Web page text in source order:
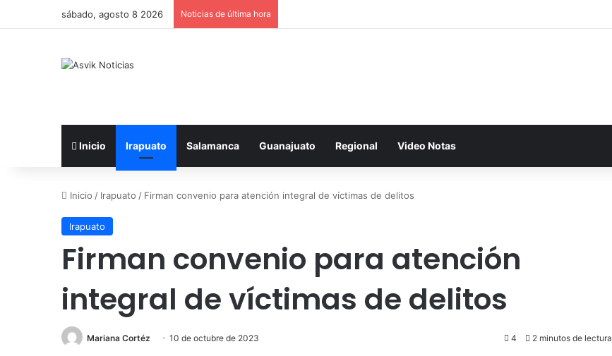
sábado, agosto 8 2026 Noticias de última hora
Inicio Irapuato Salamanca Guanajuato Regional Video Notas
Inicio / Irapuato / Firman convenio para atención integral de víctimas de delitos
Irapuato
Firman convenio para atención
integral de víctimas de delitos
Mariana Cortéz 10 de octubre de 2023 4 2 minutos de lectura